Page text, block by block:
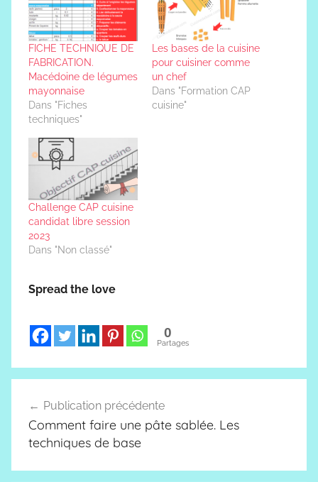
FICHE TECHNIQUE DE
FABRICATION.
Macédoine de légumes
mayonnaise
Dans "Fiches
techniques"
Les bases de la cuisine
pour cuisiner comme
un chef
Dans "Formation CAP
cuisine"
Challenge CAP cuisine
candidat libre session
2023
Dans "Non classé"
Spread the love
0
Partages
de
l’article
Publication précédente
Comment faire une pâte sablée. Les
techniques de base